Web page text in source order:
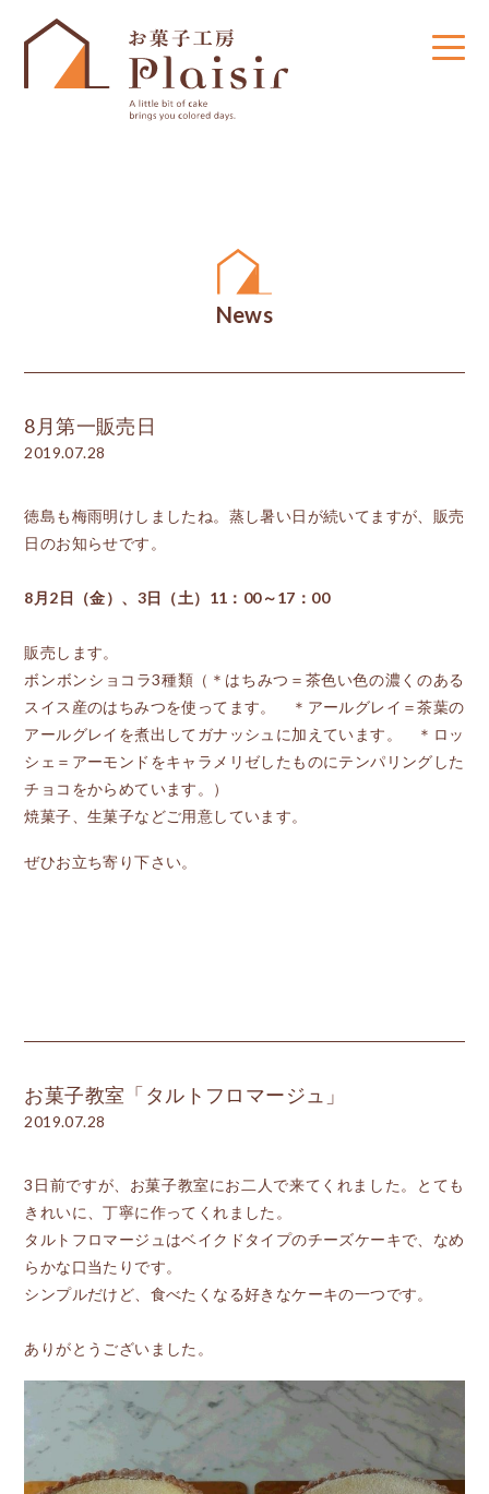
News
8月第一販売日
2019.07.28
徳島も梅雨明けしましたね。蒸し暑い日が続いてますが、販売
日のお知らせです。
8月2日（金）、3日（土）11：00～17：00
販売します。
ボンボンショコラ3種類（＊はちみつ＝茶色い色の濃くのある
スイス産のはちみつを使ってます。 ＊アールグレイ＝茶葉の
アールグレイを煮出してガナッシュに加えています。 ＊ロッ
シェ＝アーモンドをキャラメリゼしたものにテンパリングした
チョコをからめています。）
焼菓子、生菓子などご用意しています。
ぜひお立ち寄り下さい。
お菓子教室「タルトフロマージュ」
2019.07.28
3日前ですが、お菓子教室にお二人で来てくれました。とても
きれいに、丁寧に作ってくれました。
タルトフロマージュはベイクドタイプのチーズケーキで、なめ
らかな口当たりです。
シンプルだけど、食べたくなる好きなケーキの一つです。
ありがとうございました。